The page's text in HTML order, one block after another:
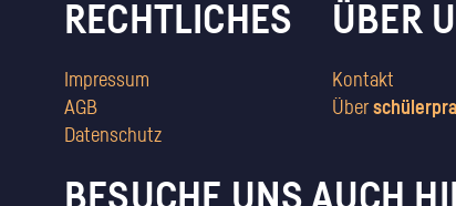
RECHTLICHES
Impressum
AGB
Datenschutz
ÜBER
Kontakt
Über